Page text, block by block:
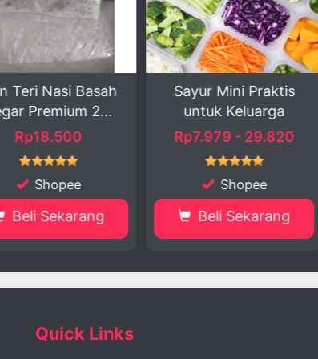
Basah
2...
Sayur Mini Praktis
untuk Keluarga
Rp7.979 - 29.820
Shopee
Beli Sekarang
Quick Links